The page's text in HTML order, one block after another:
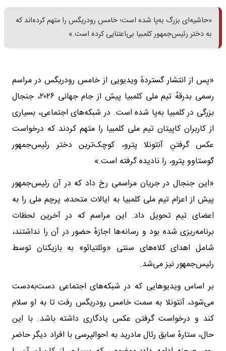
«حاشیه‌ای بزرگ به‌پا شده است؛ خامس رودریگس را متهم کرده‌اند که
به دختر رئیس‌جمهور کلمبیا بی‌اعتنایی کرده است.»
«پس از انتشار گستردهٔ ویدیویی از خامس رودریگس در مراسم
رسمی بدرقهٔ تیم ملی کلمبیا پیش از جام جهانی ۲۰۲۶، جنجال
بزرگی در کلمبیا به‌پا شده است. در شبکه‌های اجتماعی، بسیاری
از کاربران کاپیتان تیم ملی کلمبیا را متهم کردند که درخواست
عکس گرفتنِ آنتونلا پترو، کوچک‌ترین دختر رئیس‌جمهور
گوستاوو پترو، را نادیده گرفته است.»
«این جنجال در جریان مراسمی رخ داد که در آن رئیس‌جمهور
پیش از اعزام تیم ملی کلمبیا به ایالات متحده، پرچم ملی را به
اعضای تیم تحویل داد. این مراسم که در آخرین لحظات
برنامه‌ریزی شده بود و رسانه‌ها اجازهٔ حضور در آن را نداشتند،
شامل اهدای کلاه‌های سنتی «وئلتیائو» به بازیکنان توسط
رئیس‌جمهور نیز می‌شد.
بر اساس ویدیوهایی که در شبکه‌های اجتماعی دست‌به‌دست
می‌شود، آنتونلا به سمت خامس رودریگس رفت تا به او سلام
کند و درخواست گرفتن عکس یادگاری داشته باشد. با این
حال، ستارهٔ سابق رئال مادرید به احوالپرسی با افراد دیگر حاضر